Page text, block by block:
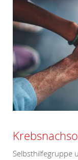
Selbsthilfegruppe